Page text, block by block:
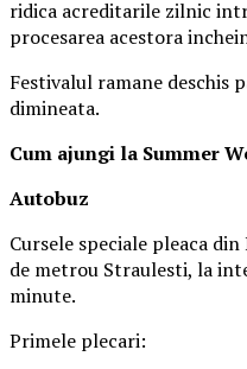
ridica acreditarile zilnic
procesarea acestora
Festivalul ramane deschis
dimineata.
Cum ajungi la Summer
Autobuz
Cursele speciale pleaca
de metrou Straulesti, la
minute.
Primele plecari: